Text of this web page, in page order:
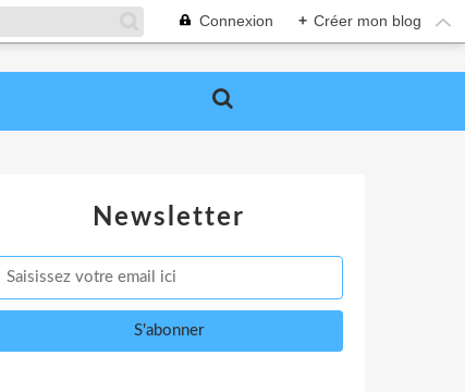
Connexion + Créer mon blog
Newsletter